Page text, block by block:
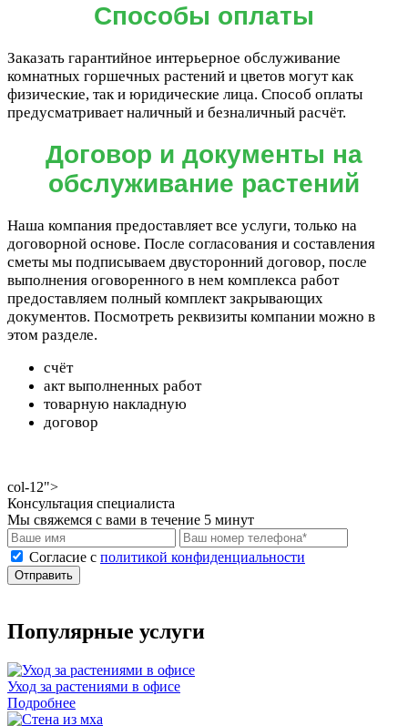
Способы оплаты
Заказать гарантийное интерьерное обслуживание
комнатных горшечных растений и цветов могут как
физические, так и юридические лица. Способ оплаты
предусматривает наличный и безналичный расчёт.
Договор и документы на
обслуживание растений
Наша компания предоставляет все услуги, только на
договорной основе. После согласования и составления
сметы мы подписываем двусторонний договор, после
выполнения оговоренного в нем комплекса работ
предоставляем полный комплект закрывающих
документов. Посмотреть реквизиты компании можно в
этом разделе.
счёт
акт выполненных работ
товарную накладную
договор
col-12">
Консультация специалиста
Мы свяжемся с вами в течение 5 минут
Cогласие с политикой конфиденциальности
Отправить
Популярные услуги
Уход за растениями в офисе
Подробнее